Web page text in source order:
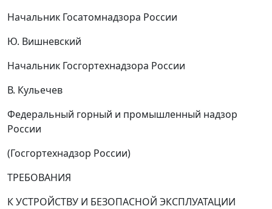
Начальник Госатомнадзора России
Ю. Вишневский
Начальник Госгортехнадзора России
В. Кульечев
Федеральный горный и промышленный надзор
России
(Госгортехнадзор России)
ТРЕБОВАНИЯ
К УСТРОЙСТВУ И БЕЗОПАСНОЙ ЭКСПЛУАТАЦИИ